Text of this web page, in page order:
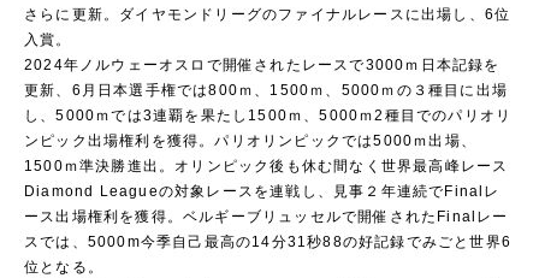
さらに更新。ダイヤモンドリーグのファイナルレースに出場し、6位
入賞。
2024年ノルウェーオスロで開催されたレースで3000ｍ日本記録を
更新、6月日本選手権では800ｍ、1500ｍ、5000ｍの３種目に出場
し、5000ｍでは3連覇を果たし1500ｍ、5000ｍ2種目でのパリオリ
ンピック出場権利を獲得。パリオリンピックでは5000ｍ出場、
1500ｍ準決勝進出。オリンピック後も休む間なく世界最高峰レース
Diamond Leagueの対象レースを連戦し、見事２年連続でFinalレ
ース出場権利を獲得。ベルギーブリュッセルで開催されたFinalレー
スでは、5000m今季自己最高の14分31秒88の好記録でみごと世界6
位となる。